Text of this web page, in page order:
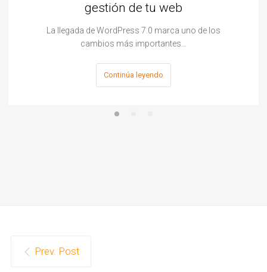
gestión de tu web
La llegada de WordPress 7.0 marca uno de los
cambios más importantes…
Continúa leyendo
Prev. Post